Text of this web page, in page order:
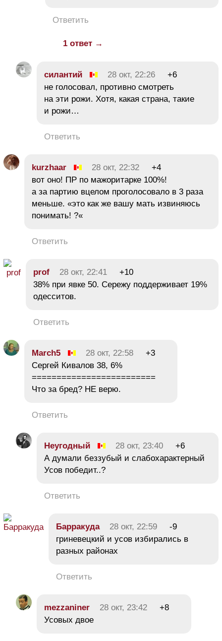
Ответить
1 ответ →
силантий 28 окт, 22:26
+6
не голосовал, противно смотреть
на эти рожи. Хотя, какая страна, такие
и рожи…
Ответить
kurzhaar 28 окт, 22:32
+4
вот оно! ПР по мажоритарке 100%!
а за партию вцелом проголосовало в 3 раза
меньше. «это как же вашу мать извиняюсь
понимать! ?«
Ответить
prof 28 окт, 22:41
+10
38% при явке 50. Сережу поддерживает 19%
одесситов.
Ответить
March5 28 окт, 22:58
+3
Сергей Кивалов 38, 6%
=========================
Что за бред? НЕ верю.
Ответить
Неугодный 28 окт, 23:40
+6
А думали беззубый и слабохарактерный
Усов победит..?
Ответить
Барракуда 28 окт, 22:59
-9
гриневецкий и усов избирались в
разных районах
Ответить
mezzaniner 28 окт, 23:42
+8
Усовых двое